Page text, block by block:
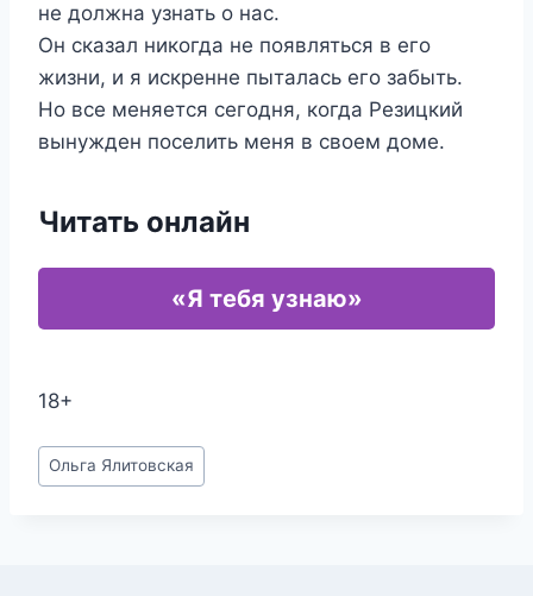
не должна узнать о нас.
Он сказал никогда не появляться в его
жизни, и я искренне пыталась его забыть.
Но все меняется сегодня, когда Резицкий
вынужден поселить меня в своем доме.
Читать онлайн
«Я тебя узнаю»
18+
Метки
записи:
Ольга Ялитовская